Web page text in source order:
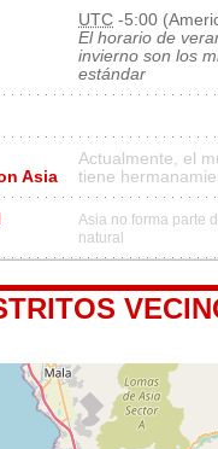
UTC -5:00
El horario de
invierno son los
estándar
Asia
Actualmente, el
tiene
Asia no forma parte
natural